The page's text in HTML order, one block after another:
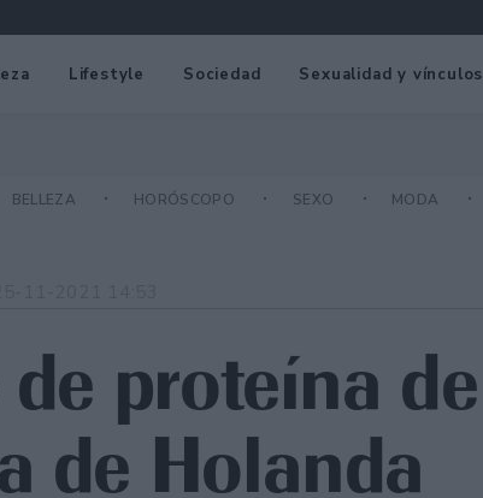
Lifestyle Sociedad Sexualidad y vínculos
BELLEZA HORÓSCOPO SEXO MODA
proteína de
de Holanda